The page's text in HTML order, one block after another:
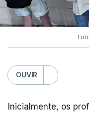
OUVIR
Inicialmente, os